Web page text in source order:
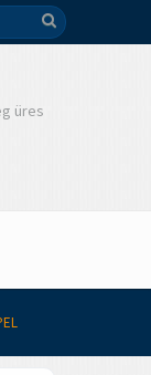
üres